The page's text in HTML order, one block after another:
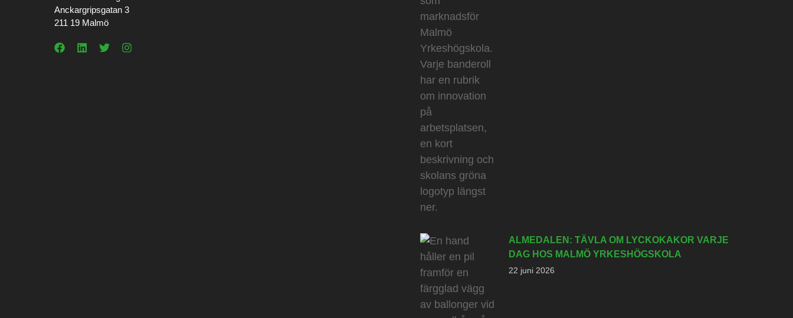
Anckargripsgatan 3
211 19 Malmö
ALMEDALEN: TÄVLA OM LYCKOKAKOR VARJE
DAG HOS MALMÖ YRKESHÖGSKOLA
22 juni 2026
med dig av dina
intressen och ditt
surfar ökar du
chansen att få se